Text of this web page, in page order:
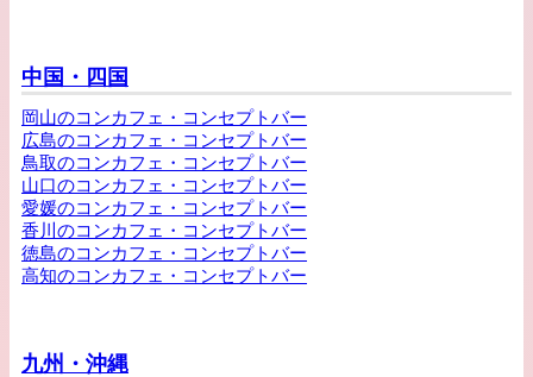
中国・四国
岡山のコンカフェ・コンセプトバー
広島のコンカフェ・コンセプトバー
鳥取のコンカフェ・コンセプトバー
山口のコンカフェ・コンセプトバー
愛媛のコンカフェ・コンセプトバー
香川のコンカフェ・コンセプトバー
徳島のコンカフェ・コンセプトバー
高知のコンカフェ・コンセプトバー
九州・沖縄